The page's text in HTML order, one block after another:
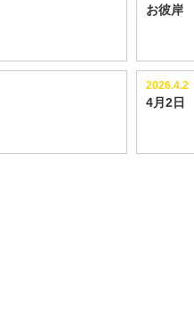
お彼岸
2026.4.2
4月2日